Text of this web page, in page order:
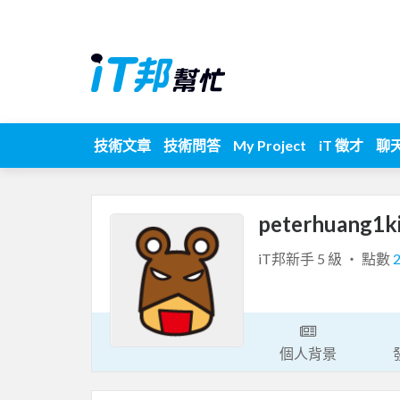
技術文章 技術問答 My Project iT 徵才 聊
iT邦新手 5 級 ‧ 點數
個人背景